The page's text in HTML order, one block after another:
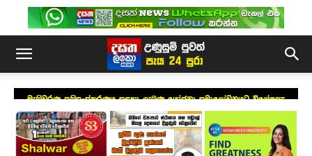
මැතිවරණ ප්‍රතිසංස්කරණය සඳහා ලැබුණු යෝජනා සමාලෝචනයට විශේෂඥ
මණ්ඩලයක්